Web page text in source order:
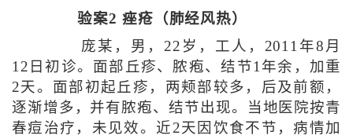
验案2 痤疮（肺经风热）
庞某，男，22岁，工人，2011年8月
12日初诊。面部丘疹、脓疱、结节1年余，加重
2天。面部初起丘疹，两颊部较多，后及前额，
逐渐增多，并有脓疱、结节出现。当地医院按青
春痘治疗，未见效。近2天因饮食不节，病情加